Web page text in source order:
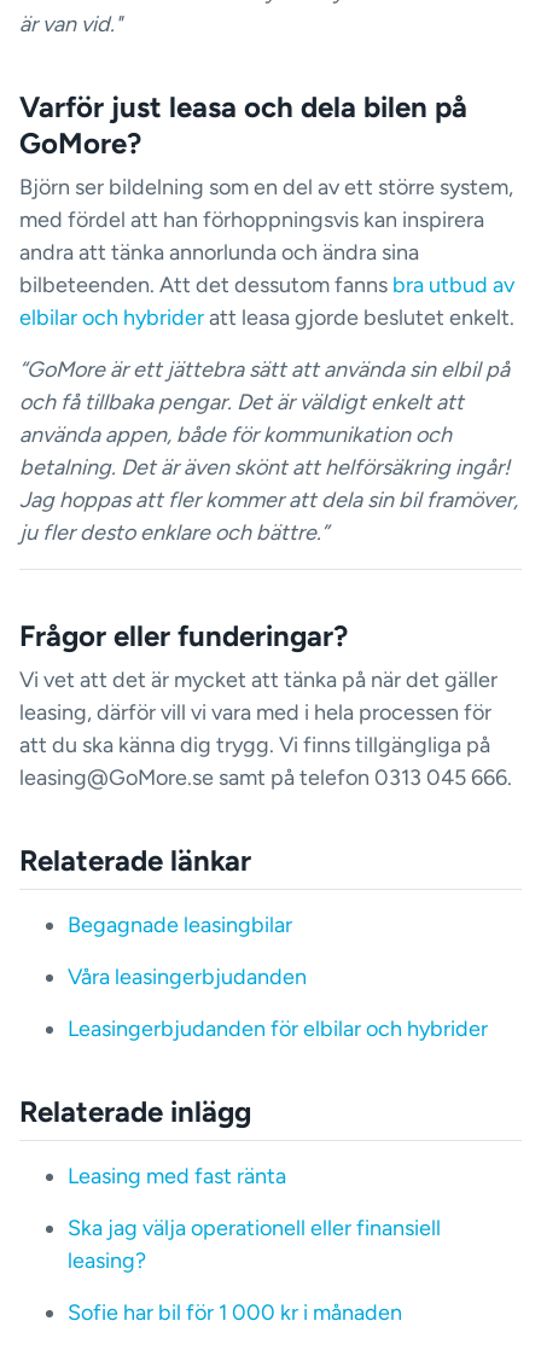
är van vid."
Varför just leasa och dela bilen på
GoMore?
Björn ser bildelning som en del av ett större system,
med fördel att han förhoppningsvis kan inspirera
andra att tänka annorlunda och ändra sina
bilbeteenden. Att det dessutom fanns bra utbud av
elbilar och hybrideratt leasa gjorde beslutet enkelt.
“GoMore är ett jättebra sätt att använda sin elbil på
och få tillbaka pengar. Det är väldigt enkelt att
använda appen, både för kommunikation och
betalning. Det är även skönt att helförsäkring ingår!
Jag hoppas att fler kommer att dela sin bil framöver,
ju fler desto enklare och bättre.”
Frågor eller funderingar?
Vi vet att det är mycket att tänka på när det gäller
leasing, därför vill vi vara med i hela processen för
att du ska känna dig trygg. Vi finns tillgängliga på
leasing@GoMore.se samt på telefon 0313 045 666.
Relaterade länkar
Begagnade leasingbilar
Våra leasingerbjudanden
Leasingerbjudanden för elbilar och hybrider
Relaterade inlägg
Leasing med fast ränta
Ska jag välja operationell eller finansiell
leasing?
Sofie har bil för 1 000 kr i månaden